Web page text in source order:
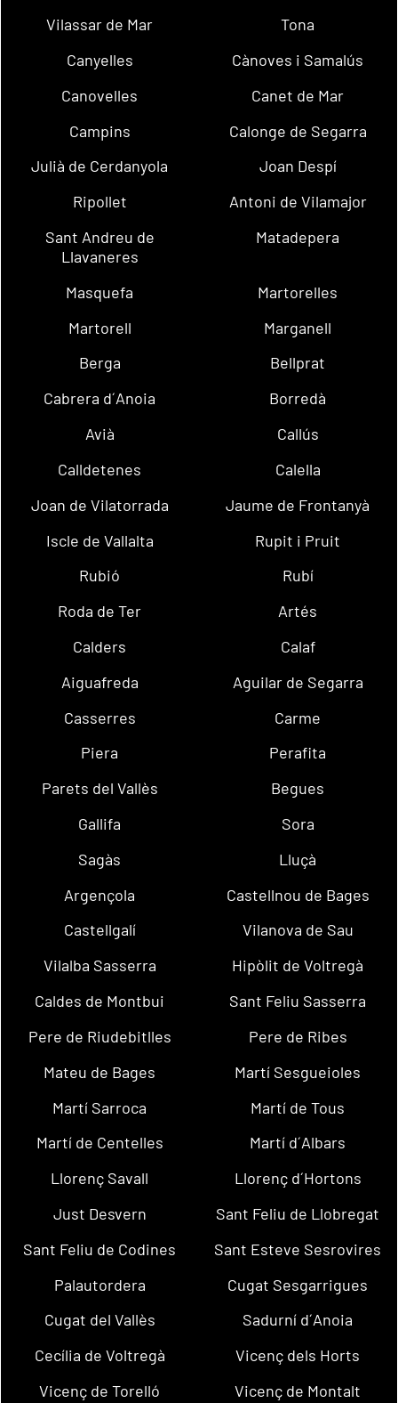
Vilassar de Mar
Tona
Canyelles
Cànoves i Samalús
Canovelles
Canet de Mar
Campins
Calonge de Segarra
Julià de Cerdanyola
Joan Despí
Ripollet
Antoni de Vilamajor
Sant Andreu de
Llavaneres
Matadepera
Masquefa
Martorelles
Martorell
Marganell
Berga
Bellprat
Cabrera d´Anoia
Borredà
Avià
Callús
Calldetenes
Calella
Joan de Vilatorrada
Jaume de Frontanyà
Iscle de Vallalta
Rupit i Pruit
Rubió
Rubí
Roda de Ter
Artés
Calders
Calaf
Aiguafreda
Aguilar de Segarra
Casserres
Carme
Piera
Perafita
Parets del Vallès
Begues
Gallifa
Sora
Sagàs
Lluçà
Argençola
Castellnou de Bages
Castellgalí
Vilanova de Sau
Vilalba Sasserra
Hipòlit de Voltregà
Caldes de Montbui
Sant Feliu Sasserra
Pere de Riudebitlles
Pere de Ribes
Mateu de Bages
Martí Sesgueioles
Martí Sarroca
Martí de Tous
Martí de Centelles
Martí d´Albars
Llorenç Savall
Llorenç d´Hortons
Just Desvern
Sant Feliu de Llobregat
Sant Feliu de Codines
Sant Esteve Sesrovires
Palautordera
Cugat Sesgarrigues
Cugat del Vallès
Sadurní d´Anoia
Cecília de Voltregà
Vicenç dels Horts
Vicenç de Torelló
Vicenç de Montalt